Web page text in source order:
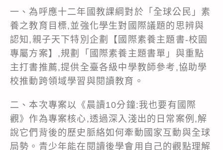
一、為呼應十二年國教課綱對於「全球公民」素
養之教育目標,並強化學生對國際議題的思辨與
認知,親子天下特別企劃【國際素養主題書-校園
專屬方案】,規劃「國際素養主題書單」與重點
主打書推薦,提供全臺各級中學教師參考,協助學
校推動跨領域學習與閱讀教育。
二、本次專案以《晨讀10分鐘:我也要有國際
觀》作為專案核心,透過深入淺出的日常案例,解
說它們背後的歷史脈絡如何牽動國家互動與全球
局勢。青少年能在閱讀後學會用自己的觀點理解